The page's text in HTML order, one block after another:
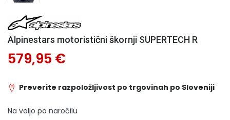
Alpinestars motoristični škornji SUPERTECH R
579,95 €
Preverite razpoložljivost po trgovinah po Sloveniji
Na voljo po naročilu